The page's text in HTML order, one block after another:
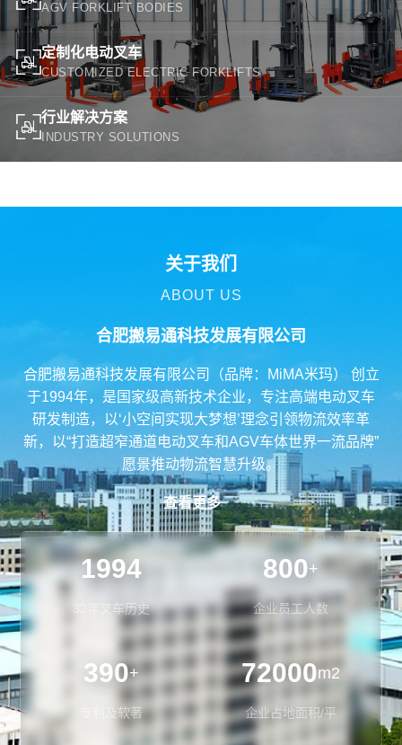
AGV FORKLIFT BODIES
定制化电动叉车
CUSTOMIZED ELECTRIC FORKLIFTS
行业解决方案
INDUSTRY SOLUTIONS
关于我们
ABOUT US
合肥搬易通科技发展有限公司
合肥搬易通科技发展有限公司（品牌：MiMA米玛） 创立
于1994年，是国家级高新技术企业，专注高端电动叉车
研发制造，以‘小空间实现大梦想’理念引领物流效率革
新，以“打造超窄通道电动叉车和AGV车体世界一流品牌”
愿景推动物流智慧升级。
查看更多
1994
32年叉车历史
800+
企业员工人数
390+
专利及软著
72000m2
企业占地面积/平